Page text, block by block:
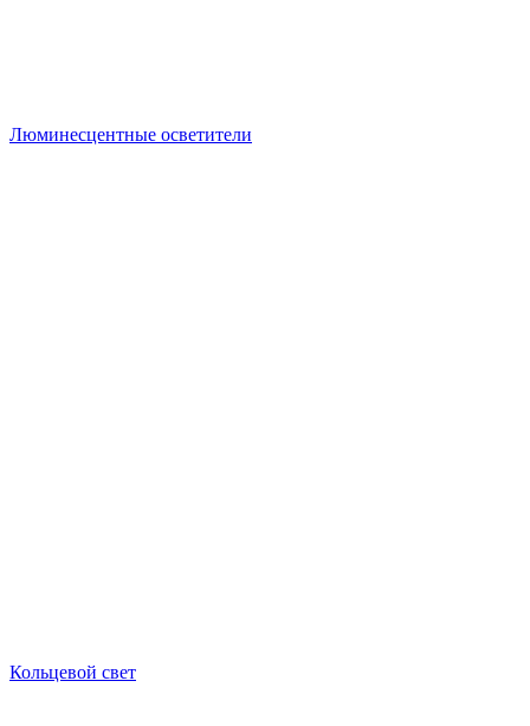
Люминесцентные осветители
Кольцевой свет